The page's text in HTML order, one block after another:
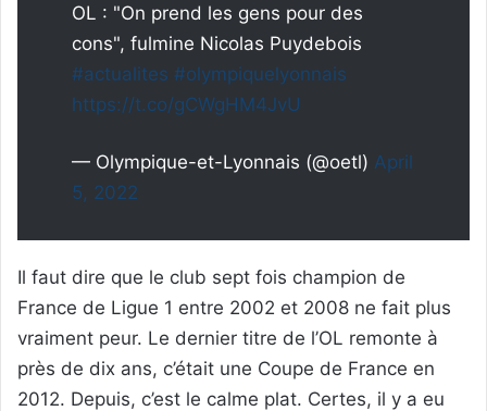
OL : "On prend les gens pour des
cons", fulmine Nicolas Puydebois
#actualites #olympiquelyonnais
https://t.co/gCWgHM4JvU
— Olympique-et-Lyonnais (@oetl) April
5, 2022
Il faut dire que le club sept fois champion de
France de Ligue 1 entre 2002 et 2008 ne fait plus
vraiment peur. Le dernier titre de l’OL remonte à
près de dix ans, c’était une Coupe de France en
2012. Depuis, c’est le calme plat. Certes, il y a eu